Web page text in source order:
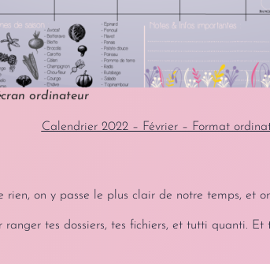
ordinateur
Calendrier 2022 – Février – Format
on y passe le plus clair de notre temps, et
ranger tes dossiers, tes fichiers, et tutti quanti.